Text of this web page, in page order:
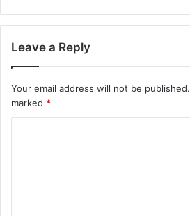
Leave a Reply
Your email address will not be published.
marked *